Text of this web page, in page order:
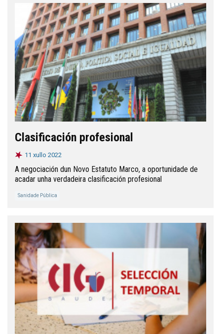
Clasificación profesional
11 xullo 2022
A negociación dun Novo Estatuto Marco, a oportunidade de
acadar unha verdadeira clasificación profesional
Sanidade Pública